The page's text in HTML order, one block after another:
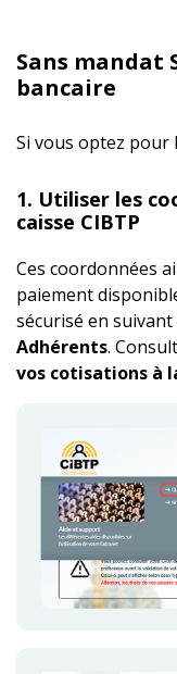
Sans mandat
bancaire
Si vous optez pour
1. Utiliser les
caisse CIBTP
Ces coordonnées
paiement
sécurisé en suivant
Adhérents.
vos cotisations à